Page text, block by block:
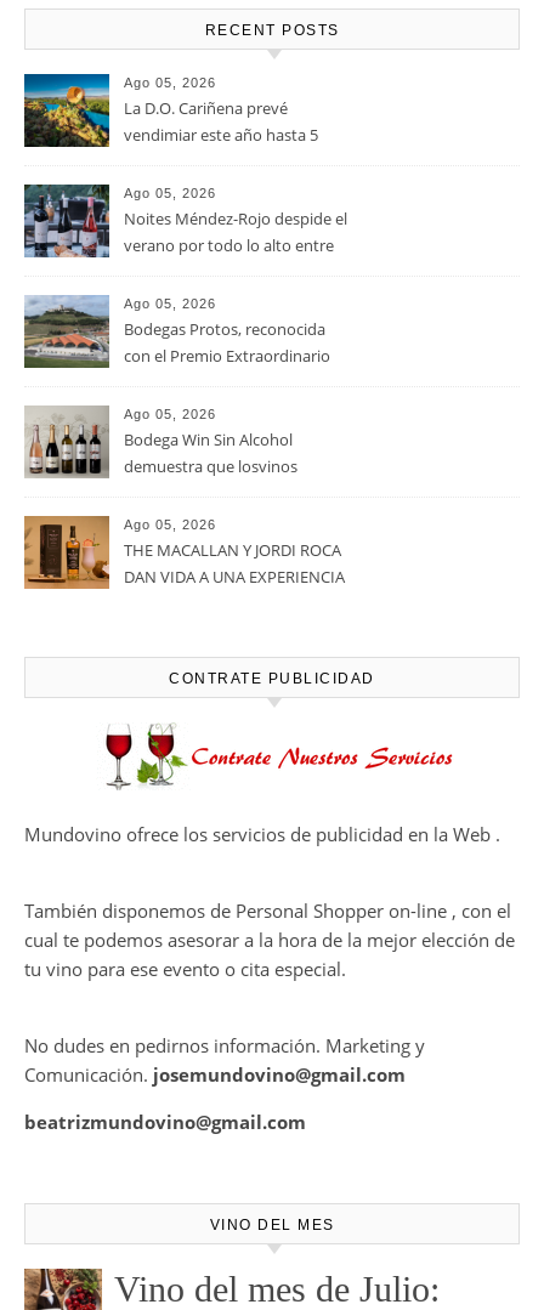
RECENT POSTS
Ago 05, 2026
La D.O. Cariñena prevé
vendimiar este año hasta 5
que en 2025
Ago 05, 2026
Noites Méndez-Rojo despide el
verano por todo lo alto entre
Ago 05, 2026
Bodegas Protos, reconocida
con el Premio Extraordinario
casi un siglo de excelencia
vitivinícola
Ago 05, 2026
Bodega Win Sin Alcohol
demuestra que losvinos
calidadcomienzan a diseñarse
en el viñedo
Ago 05, 2026
THE MACALLAN Y JORDI ROCA
DAN VIDA A UNA EXPERIENCIA
HARMONY COLLECTION
CONTRATE PUBLICIDAD
Mundovino ofrece los servicios de publicidad en la Web .
También disponemos de Personal Shopper on-line , con el
cual te podemos asesorar a la hora de la mejor elección de
tu vino para ese evento o cita especial.
No dudes en pedirnos información. Marketing y
Comunicación. josemundovino@gmail.com
beatrizmundovino@gmail.com
VINO DEL MES
Vino del mes de Julio: